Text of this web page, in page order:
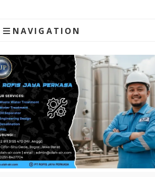
NAVIGATION